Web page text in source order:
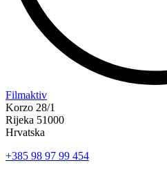
“Koke
svima
—
inkluzivna
svima
Filmaktiv
Korzo 28/1
Rijeka 51000
Hrvatska
+385 98 97 99 454